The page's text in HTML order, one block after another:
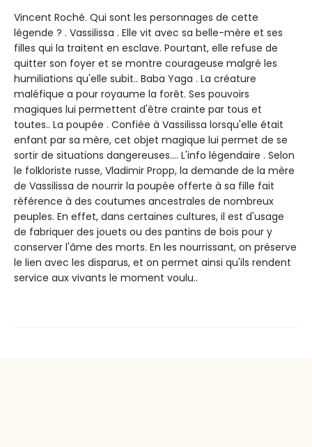
Vincent Roché. Qui sont les personnages de cette
légende ? . Vassilissa . Elle vit avec sa belle-mère et ses
filles qui la traitent en esclave. Pourtant, elle refuse de
quitter son foyer et se montre courageuse malgré les
humiliations qu'elle subit.. Baba Yaga . La créature
maléfique a pour royaume la forêt. Ses pouvoirs
magiques lui permettent d'être crainte par tous et
toutes.. La poupée . Confiée à Vassilissa lorsqu'elle était
enfant par sa mère, cet objet magique lui permet de se
sortir de situations dangereuses.... L'info légendaire . Selon
le folkloriste russe, Vladimir Propp, la demande de la mère
de Vassilissa de nourrir la poupée offerte à sa fille fait
référence à des coutumes ancestrales de nombreux
peuples. En effet, dans certaines cultures, il est d'usage
de fabriquer des jouets ou des pantins de bois pour y
conserver l'âme des morts. En les nourrissant, on préserve
le lien avec les disparus, et on permet ainsi qu'ils rendent
service aux vivants le moment voulu..